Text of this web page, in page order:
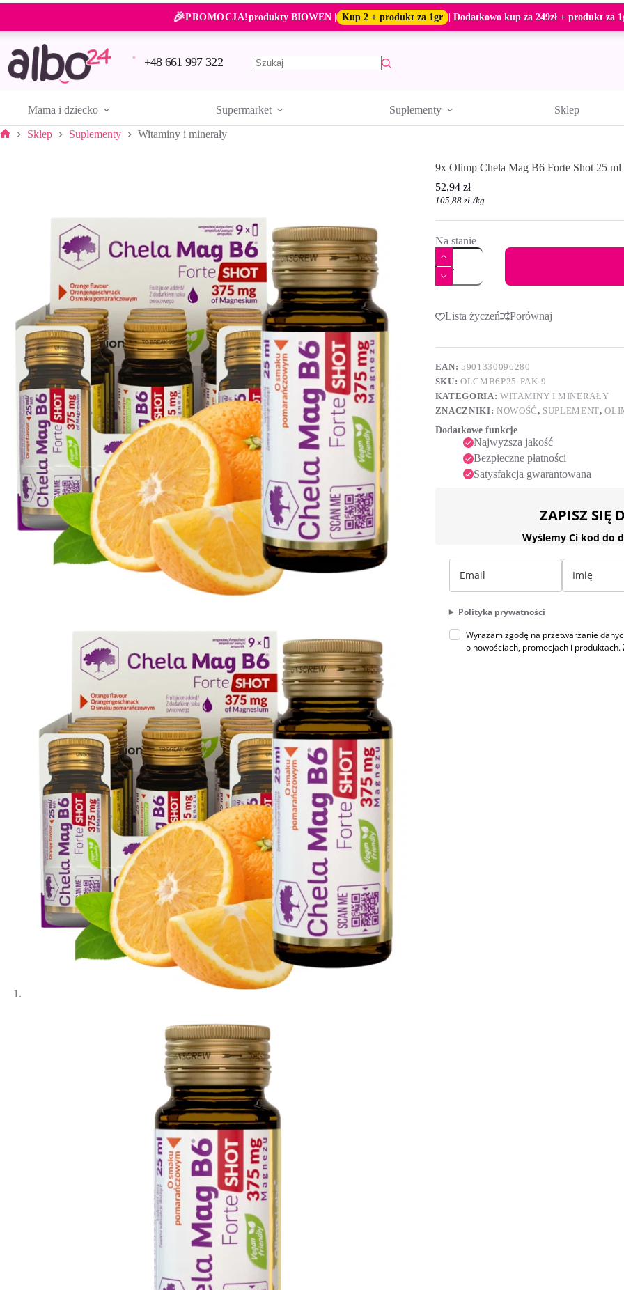
Przejdź
treści
🎉PROMOCJA!produkty BIOWEN | Kup 2 + produkt za 1gr | Dodatkowo kup za 249zł + produkt za
+48 661 997 322
Mama i dziecko Supermarket Suplementy Sklep
Sklep Suplementy Witaminy i minerały
9x Olimp Chela Mag B6 Forte Shot 25 ml
52,94 zł
105,88 zł /kg
Na stanie
ilość
9x
Olimp
Chela
B6
Forte
25
pomarańczowy
t
a
t
i
v
e
:
Lista życzeń Porównaj
EAN:5901330096280
SKU:OLCMB6P25-PAK-9
KATEGORIA: WITAMINY I MINERAŁY
ZNACZNIKI: NOWOŚĆ, SUPLEMENT,
Dodatkowe funkcje
Najwyższa jakość
Bezpieczne płatności
Satysfakcja gwarantowana
ZAPISZ SIĘ
Wyślemy Ci kod do
Polityka prywatności
Wyrażam zgodę na przetwarzanie
o nowościach, promocjach i